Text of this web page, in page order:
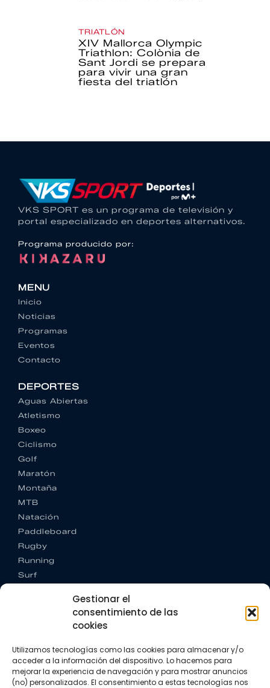
Gestionar el
consentimiento de las
cookies
Utilizamos tecnologías como las cookies para almacenar y/o
acceder a la información del dispositivo. Lo hacemos para
mejorar la experiencia de navegación y para mostrar anuncios
(no) personalizados. El consentimiento a estas tecnologías nos
TRIATLÓN
XIV Mallorca Olympic
Triathlon: Colònia de
Sant Jordi se prepara
para vivir una gran
fiesta del triatlón
VKS SPORT es un programa de televisión y
portal especializado en deportes alternativos.
Programa producido por:
MENU
Inicio
Noticias
Programas
Eventos
Contacto
DEPORTES
Aguas Abiertas
Atletismo
Boxeo
Ciclismo
Golf
Maratón
Montaña
MTB
Natación
Paddleboard
Rugby
Running
Surf
CONTACTO
+34 662 342 177
info@vkssport.com
SÍGUENOS